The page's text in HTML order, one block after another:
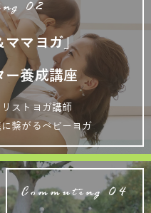
02
ママヨガ」
ー養成講座
ストヨガ講師
繋がるベビーヨガ
Commuting 04